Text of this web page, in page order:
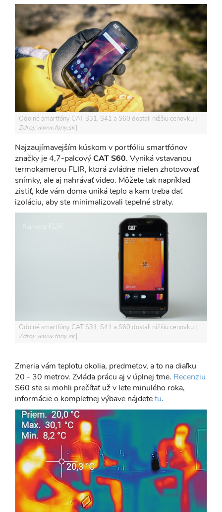
Odolné smartfóny CAT S31, S41 a S60 dostali nižšiu cenovku
Zdroj: www.fony.sk
Najzaujímavejším kúskom v portfóliu smartfónov
značky je 4,7-palcovýCAT S60. Vyniká vstavanou
termokamerou FLIR, ktorá zvládne nielen zhotovovať
snímky, ale aj nahrávať video. Môžete tak napríklad
zistiť, kde vám doma uniká teplo a kam treba dať
izoláciu, aby ste minimalizovali tepelné straty.
Odolné smartfóny CAT S31, S41 a S60 dostali nižšiu cenovku
Zdroj: www.fony.sk
Zmeria vám teplotu okolia, predmetov, a to na diaľku
20 - 30 metrov. Zvláda prácu aj v úplnej tme. Recenziu
S60 ste si mohli prečítať už v lete minulého roka,
informácie o kompletnej výbave nájdetetu.